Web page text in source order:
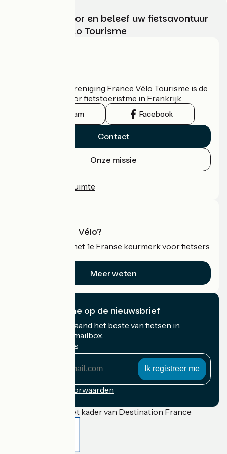
Kies, bereid voor en beleef uw fietsavontuur
met France Vélo Tourisme
De nationale vereniging France Vélo Tourisme is de
officiële gids voor fietstoeristme in Frankrijk.
Instagram Facebook
Contact
Onze missie
Professionele ruimte
Wat is Accueil Vélo?
Accueil Vélo is het 1e Franse keurmerk voor fietsers
Meer weten
Ik abonneer me op de nieuwsbrief
Ontvang elke maand het beste van fietsen in
Frankrijk in uw mailbox.
Mijn e-mailadres
Inschrijvingsvoorwaarden
Gefinancierd in het kader van Destination France